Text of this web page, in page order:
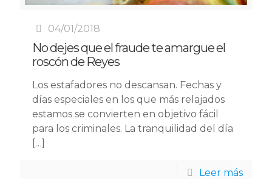
04/01/2018
No dejes que el fraude te amargue el
roscón de Reyes
Los estafadores no descansan. Fechas y
días especiales en los que más relajados
estamos se convierten en objetivo fácil
para los criminales. La tranquilidad del día
[…]
Leer más